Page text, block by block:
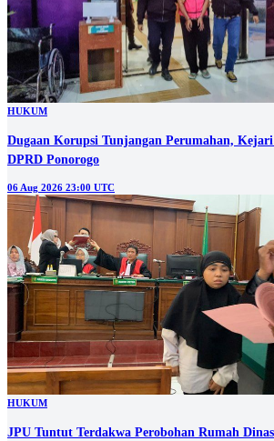
HUKUM
Dugaan Korupsi Tunjangan Perumahan,
DPRD Ponorogo
06 Aug 2026 23:00 UTC
HUKUM
JPU Tuntut Terdakwa Perobohan Rumah